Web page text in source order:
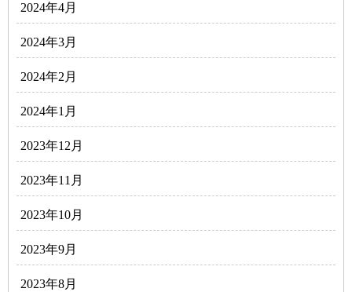
2024年4月
2024年3月
2024年2月
2024年1月
2023年12月
2023年11月
2023年10月
2023年9月
2023年8月